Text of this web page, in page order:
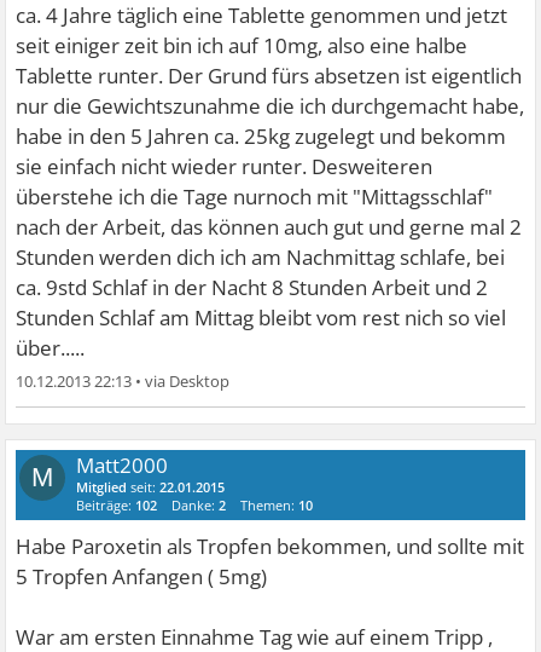
ca. 4 Jahre täglich eine Tablette genommen und jetzt
seit einiger zeit bin ich auf 10mg, also eine halbe
Tablette runter. Der Grund fürs absetzen ist eigentlich
nur die Gewichtszunahme die ich durchgemacht habe,
habe in den 5 Jahren ca. 25kg zugelegt und bekomm
sie einfach nicht wieder runter. Desweiteren
überstehe ich die Tage nurnoch mit "Mittagsschlaf"
nach der Arbeit, das können auch gut und gerne mal 2
Stunden werden dich ich am Nachmittag schlafe, bei
ca. 9std Schlaf in der Nacht 8 Stunden Arbeit und 2
Stunden Schlaf am Mittag bleibt vom rest nich so viel
über.....
10.12.2013 22:13 •
M Matt2000
Mitglied seit:22.01.2015
Beiträge: 102 Danke:2 Themen: 10
Habe Paroxetin als Tropfen bekommen, und sollte mit
5 Tropfen Anfangen ( 5mg)
War am ersten Einnahme Tag wie auf einem Tripp ,